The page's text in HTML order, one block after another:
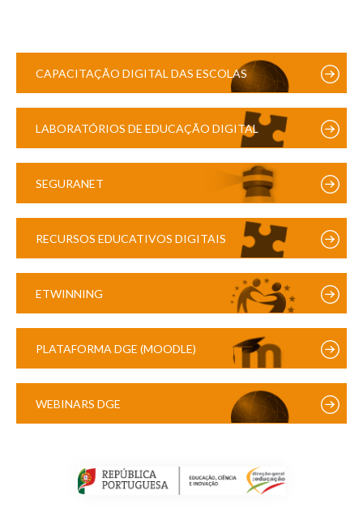
CAPACITAÇÃO DIGITAL DAS ESCOLAS
LABORATÓRIOS DE EDUCAÇÃO DIGITAL
SEGURANET
RECURSOS EDUCATIVOS DIGITAIS
ETWINNING
PLATAFORMA DGE (MOODLE)
WEBINARS DGE